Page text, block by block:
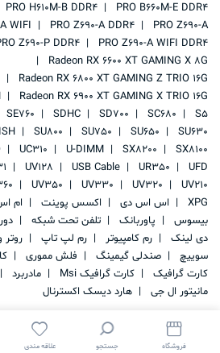
PRO B660M-E DDR4
PRO H610M-B DDR4
PRO Z690-A
PRO Z690-A DDR4
WIFI
PRO Z690-A WIFI DDR4
Z690-P DDR4
Radeon RX 6600 XT GAMING X 8G
Radeon RX 6800 XT GAMING Z TRIO 16G
Radeon RX 6900 XT GAMING X TRIO 16G
S5
SC680
SD700
SDHC
SE760
SU630
SU650
SU750
SU800
SX8100
SX8200
U-DIMM
UC310
UFD
UR350
USB Cable
UV128
UV210
UV320
UV330
UV350
XPG
اس اس دی اکسس پوینت ام
بیسوس
پاوربانک تلفن تحت شبکه
دی لینک
رم کامپیوتر رم لپ تاپ
سوییچ
صندلی گیمینگ فلش مموری
کارت گرافیک
کارت گرافیک Msi مادربرد
مانیتور ال جی
هارد دیسک اکسترنال
فروشگاه جستجو علاقه مندی